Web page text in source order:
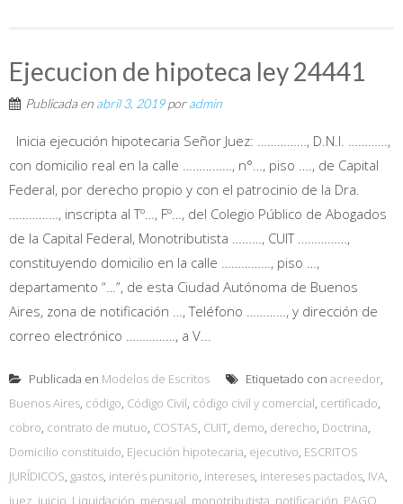
Ejecucion de hipoteca ley 24441
Publicada en abril 3, 2019poradmin
Inicia ejecución hipotecaria Señor Juez: ……………, D.N.I. …………,
con domicilio real en la calle ……………, n°…, piso …., de Capital
Federal, por derecho propio y con el patrocinio de la Dra.
……………, inscripta al Tº…, Fº…, del Colegio Público de Abogados
de la Capital Federal, Monotributista ………, CUIT ……………,
constituyendo domicilio en la calle ……………, piso …,
departamento “…”, de esta Ciudad Autónoma de Buenos
Aires, zona de notificación …, Teléfono …………, y dirección de
correo electrónico ……………, a V...
Publicada en Modelos de Escritos Etiquetado con acreedor,
Buenos Aires, código, Código Civil, código civil y comercial, certificado,
cobro, contrato de mutuo, COSTAS, CUIT, demo, derecho, Doctrina,
Domicilio constituido, Ejecución hipotecaria, ejecutivo, ESCRITOS
JURÍDICOS, gastos, interés punitorio, intereses, intereses pactados, IVA,
juez, juicio, Liquidación, mensual, monotributista, notificación, PAGO,